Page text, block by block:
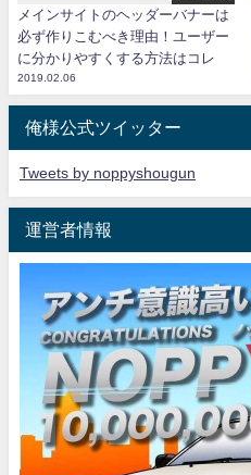
メインサイトのヘッダーバナーは
必ず作りこむべき理由！ユーザー
に分かりやすくする方法はコレ
2019.02.06
俺様公式ツイッター
Tweets by noppyshougun
運営者情報